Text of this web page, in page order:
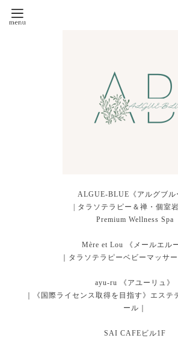
ALGUE-BLUE《アルグブル
| タラソテラピー＆禅・個室
Premium Wellness Spa
Mère et Lou 《メールエルー
｜タラソテラピーベビーマッサー
ayu-ru 《アユーリュ》
｜《国際ライセンス取得を目指す》エステ
ール｜
SAI CAFEビル1F